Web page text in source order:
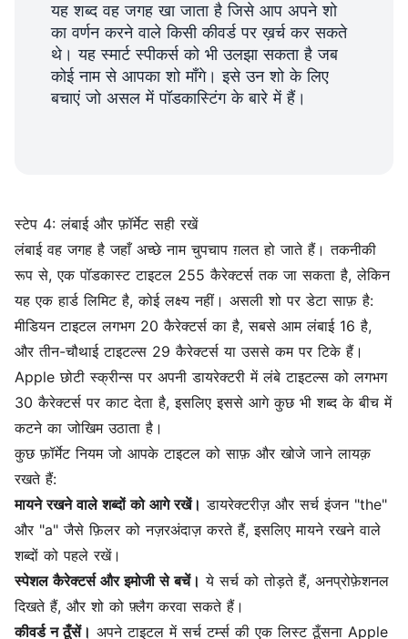
यह शब्द वह जगह खा जाता है जिसे आप अपने शो
का वर्णन करने वाले किसी कीवर्ड पर ख़र्च कर सकते
थे। यह स्मार्ट स्पीकर्स को भी उलझा सकता है जब
कोई नाम से आपका शो माँगे। इसे उन शो के लिए
बचाएं जो असल में पॉडकास्टिंग के बारे में हैं।
स्टेप 4: लंबाई और फ़ॉर्मेट सही रखें
लंबाई वह जगह है जहाँ अच्छे नाम चुपचाप ग़लत हो जाते हैं। तकनीकी
रूप से, एक पॉडकास्ट टाइटल 255 कैरेक्टर्स तक जा सकता है, लेकिन
यह एक हार्ड लिमिट है, कोई लक्ष्य नहीं। असली शो पर डेटा साफ़ है:
मीडियन टाइटल लगभग 20 कैरेक्टर्स का है, सबसे आम लंबाई 16 है,
और तीन-चौथाई टाइटल्स 29 कैरेक्टर्स या उससे कम पर टिके हैं।
Apple छोटी स्क्रीन्स पर अपनी डायरेक्टरी में लंबे टाइटल्स को लगभग
30 कैरेक्टर्स पर काट देता है, इसलिए इससे आगे कुछ भी शब्द के बीच में
कटने का जोखिम उठाता है।
कुछ फ़ॉर्मेट नियम जो आपके टाइटल को साफ़ और खोजे जाने लायक़
रखते हैं:
मायने रखने वाले शब्दों को आगे रखें। डायरेक्टरीज़ और सर्च इंजन "the"
और "a" जैसे फ़िलर को नज़रअंदाज़ करते हैं, इसलिए मायने रखने वाले
शब्दों को पहले रखें।
स्पेशल कैरेक्टर्स और इमोजी से बचें। ये सर्च को तोड़ते हैं, अनप्रोफ़ेशनल
दिखते हैं, और शो को फ़्लैग करवा सकते हैं।
कीवर्ड न ठूँसें। अपने टाइटल में सर्च टर्म्स की एक लिस्ट ठूँसना Apple